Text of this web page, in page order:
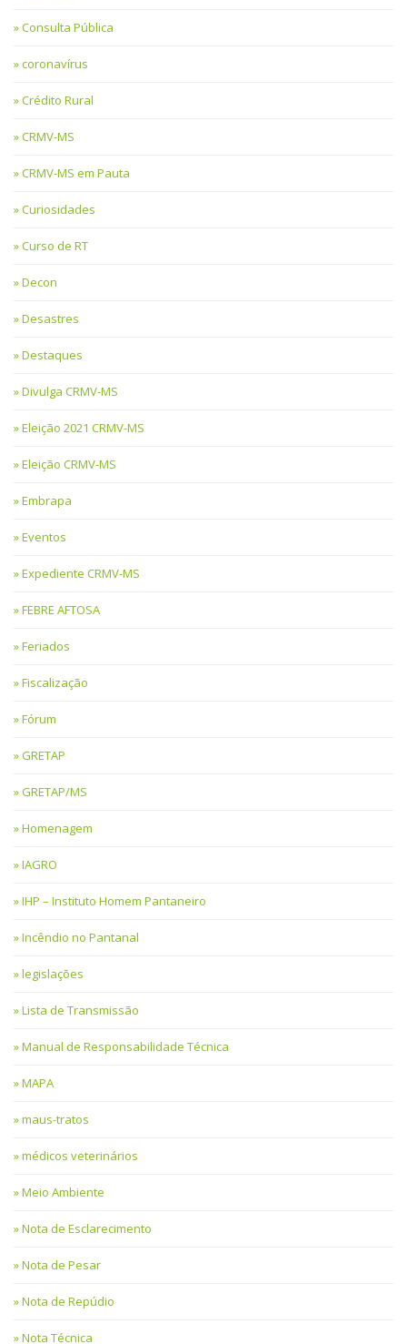
Consulta Pública
coronavírus
Crédito Rural
CRMV-MS
CRMV-MS em Pauta
Curiosidades
Curso de RT
Decon
Desastres
Destaques
Divulga CRMV-MS
Eleição 2021 CRMV-MS
Eleição CRMV-MS
Embrapa
Eventos
Expediente CRMV-MS
FEBRE AFTOSA
Feriados
Fiscalização
Fórum
GRETAP
GRETAP/MS
Homenagem
IAGRO
IHP – Instituto Homem Pantaneiro
Incêndio no Pantanal
legislações
Lista de Transmissão
Manual de Responsabilidade Técnica
MAPA
maus-tratos
médicos veterinários
Meio Ambiente
Nota de Esclarecimento
Nota de Pesar
Nota de Repúdio
Nota Técnica